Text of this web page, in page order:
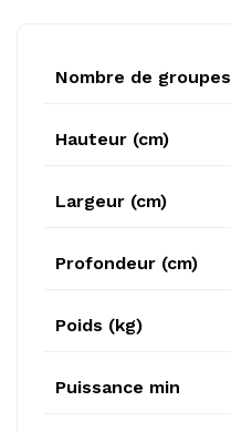
Nombre de groupes
Hauteur (cm)
Largeur (cm)
Profondeur (cm)
Poids (kg)
Puissance min